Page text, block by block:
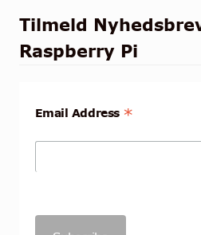
Tilmeld
Raspberry Pi
Email Address *